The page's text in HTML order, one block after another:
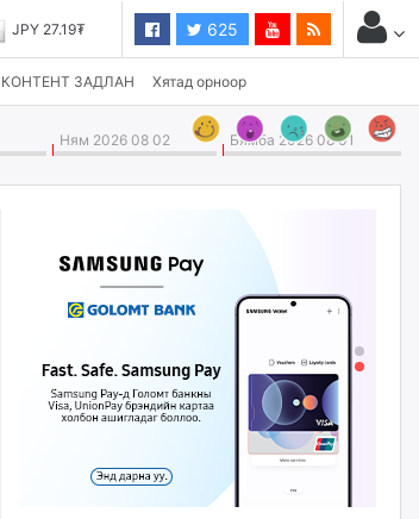
JPY 27.19₮ 625
КОНТЕНТ ЗАДЛАН Хятад орноор
Ням 2026 08 02 Бямба 2026 08 01